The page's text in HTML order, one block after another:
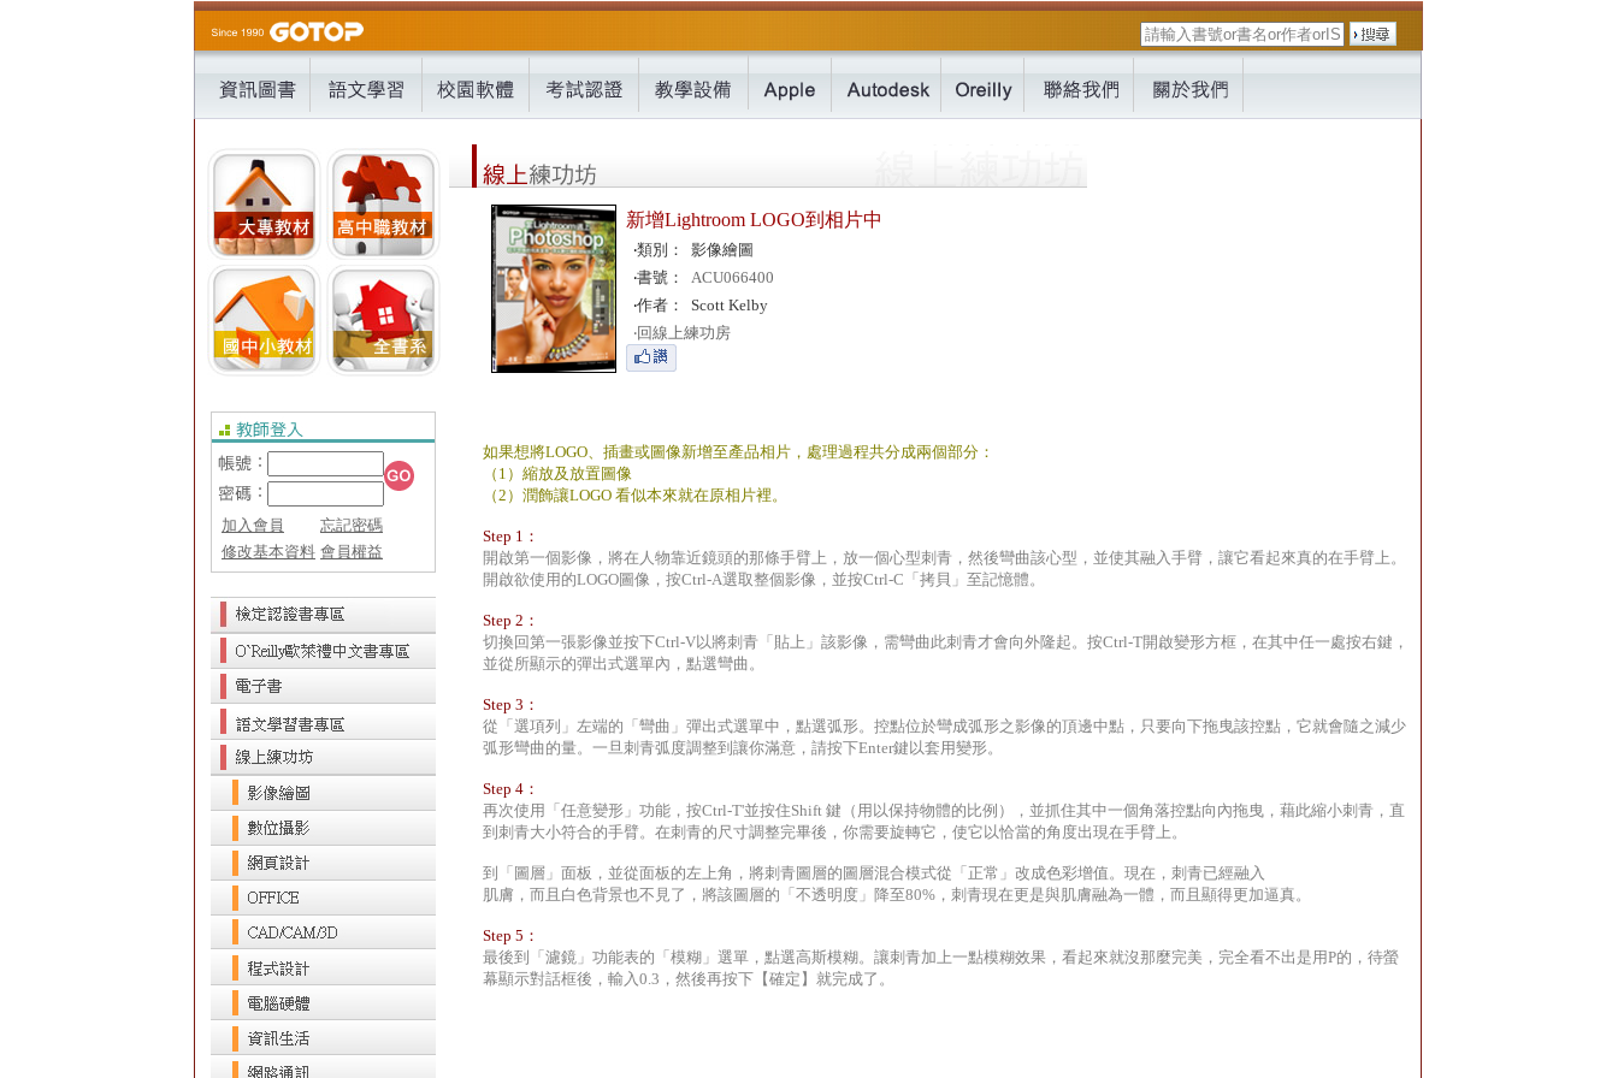
加入會員
忘記密碼
修改基本資料 會員權益
新增Lightroom LOGO到相片中
‧類別： 影像繪圖
‧書號： ACU066400
‧作者： Scott Kelby
‧回線上練功房
如果想將LOGO、插畫或圖像新增至產品相片，處理過程共分成兩個部分：
（1）縮放及放置圖像
（2）潤飾讓LOGO 看似本來就在原相片裡。
Step 1：
開啟第一個影像，將在人物靠近鏡頭的那條手臂上，放一個心型刺青，然後彎曲該心型，並使其融入手臂，讓它看起來真的在手臂上。
開啟欲使用的LOGO圖像，按Ctrl-A選取整個影像，並按Ctrl-C「拷貝」至記憶體。
Step 2：
切換回第一張影像並按下Ctrl-V以將刺青「貼上」該影像，需彎曲此刺青才會向外隆起。按Ctrl-T開啟變形方框，在其中任一處按右鍵，
並從所顯示的彈出式選單內，點選彎曲。
Step 3：
從「選項列」左端的「彎曲」彈出式選單中，點選弧形。控點位於彎成弧形之影像的頂邊中點，只要向下拖曳該控點，它就會隨之減少
弧形彎曲的量。一旦刺青弧度調整到讓你滿意，請按下Enter鍵以套用變形。
Step 4：
再次使用「任意變形」功能，按Ctrl-T'並按住Shift 鍵（用以保持物體的比例），並抓住其中一個角落控點向內拖曳，藉此縮小刺青，直
到刺青大小符合的手臂。在刺青的尺寸調整完畢後，你需要旋轉它，使它以恰當的角度出現在手臂上。
到「圖層」面板，並從面板的左上角，將刺青圖層的圖層混合模式從「正常」改成色彩增值。現在，刺青已經融入
肌膚，而且白色背景也不見了，將該圖層的「不透明度」降至80%，刺青現在更是與肌膚融為一體，而且顯得更加逼真。
Step 5：
最後到「濾鏡」功能表的「模糊」選單，點選高斯模糊。讓刺青加上一點模糊效果，看起來就沒那麼完美，完全看不出是用P的，待螢
幕顯示對話框後，輸入0.3，然後再按下【確定】就完成了。